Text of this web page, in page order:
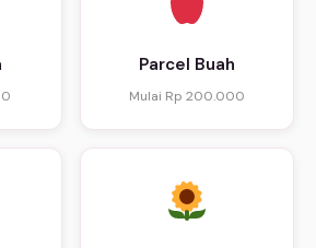
Parcel Buah
Mulai Rp 200.000